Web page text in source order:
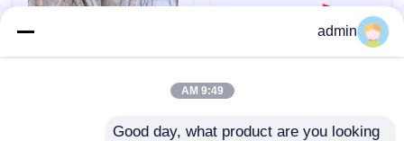
بالمنشار البنزين
منشار كهربائي
admin
9:49 AM
Good day, what product are you looking